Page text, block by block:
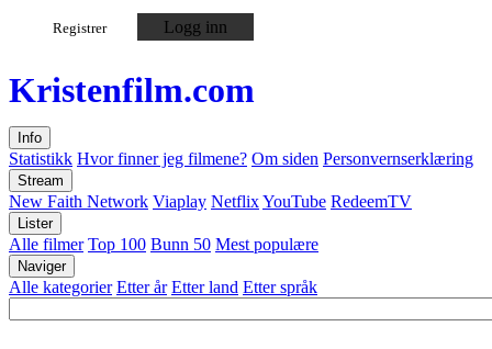
Registrer Logg inn
Kristenfilm.com
Info
Statistikk Hvor finner jeg filmene? Om siden Personvernserklæring
Stream
New Faith Network Viaplay NetflixYouTube RedeemTV
Lister
Alle filmer Top 100 Bunn 50 Mest populære
Naviger
Alle kategorier Etter år Etter land Etter språk